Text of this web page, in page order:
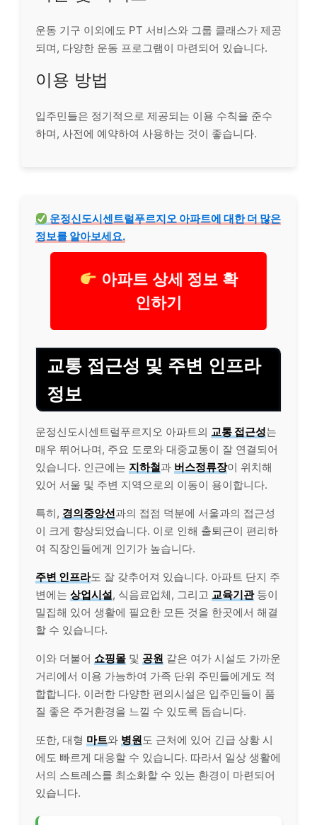
운동 기구 이외에도 PT 서비스와 그룹 클래스가 제공
되며, 다양한 운동 프로그램이 마련되어 있습니다.
이용 방법
입주민들은 정기적으로 제공되는 이용 수칙을 준수
하며, 사전에 예약하여 사용하는 것이 좋습니다.
운정신도시센트럴푸르지오 아파트에 대한 더 많은
정보를 알아보세요.
아파트 상세 정보 확
인하기
교통 접근성 및 주변 인프라
정보
운정신도시센트럴푸르지오 아파트의 교통 접근성는
매우 뛰어나며, 주요 도로와 대중교통이 잘 연결되어
있습니다. 인근에는 지하철과 버스정류장이 위치해
있어 서울 및 주변 지역으로의 이동이 용이합니다.
특히, 경의중앙선과의 접점 덕분에 서울과의 접근성
이 크게 향상되었습니다. 이로 인해 출퇴근이 편리하
여 직장인들에게 인기가 높습니다.
주변 인프라도 잘 갖추어져 있습니다. 아파트 단지 주
변에는 상업시설, 식음료업체, 그리고 교육기관등이
밀집해 있어 생활에 필요한 모든 것을 한곳에서 해결
할 수 있습니다.
이와 더불어 쇼핑몰 및 공원 같은 여가 시설도 가까운
거리에서 이용 가능하여 가족 단위 주민들에게도 적
합합니다. 이러한 다양한 편의시설은 입주민들이 품
질 좋은 주거환경을 느낄 수 있도록 돕습니다.
또한, 대형 마트와 병원도 근처에 있어 긴급 상황 시
에도 빠르게 대응할 수 있습니다. 따라서 일상 생활에
서의 스트레스를 최소화할 수 있는 환경이 마련되어
있습니다.